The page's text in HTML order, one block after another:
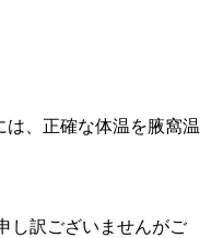
、正確な体温を腋窩温
し訳ございませんがご